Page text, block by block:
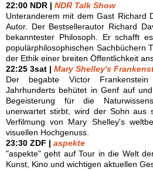
22:00 NDR | NDR Talk Show
Unteranderem mit dem Gast Richard
Autor. Der Bestsellerautor Richard
bekanntester Philosoph. Er schafft
populärphilosophischen Sachbüchern
der Ethik einer breiten Öffentlichkeit
22:25 3sat | Mary Shelley's
Der begabte Victor
Jahrhunderts behütet in Genf auf
Begeisterung für die
unerwartet stirbt, wird der Sohn aus
Verfilmung von Mary Shelley's
visuellen Hochgenuss.
23:30 ZDF | aspekte
"aspekte" geht auf Tour in die Welt
Kunst, Kino und wichtigen aktuellen